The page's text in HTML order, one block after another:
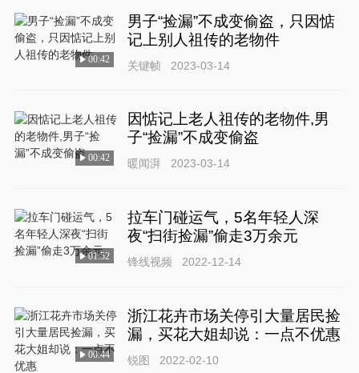
00:42
男子“捡漏”不成变偷盗，只因惦
记上别人祖传的老物件
关键帧 2023-03-14
00:42
因惦记上老人祖传的老物件,男
子“捡漏”不成变偷盗
暖闻湃 2023-03-14
01:52
拉车门碰运气，5名年轻人深
夜“扫街捡漏”偷走3万余元
锋线视频 2022-12-14
00:44
浙江花卉市场关停引大量居民捡
漏，买花大姐却说：一点不优惠
锐图 2022-02-10